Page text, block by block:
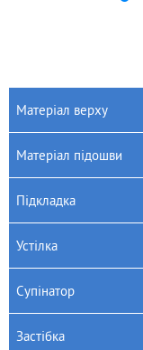
Матеріал верху
Матеріал підошви
Підкладка
Устілка
Супінатор
Застібка